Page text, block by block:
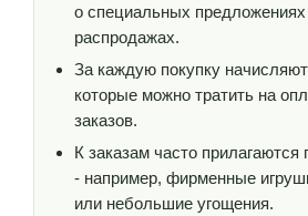
о специальных
распродажах.
За каждую покупку
которые можно тратить на
заказов.
К заказам часто
- например, фирменные
или небольшие угощения.